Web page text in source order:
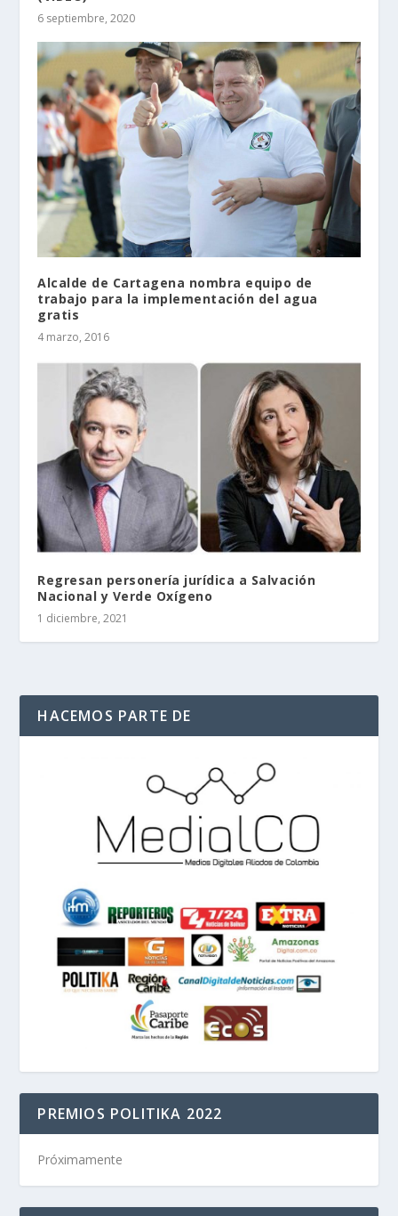
6 septiembre, 2020
Alcalde de Cartagena nombra equipo de
trabajo para la implementación del agua
gratis
4 marzo, 2016
Regresan personería jurídica a Salvación
Nacional y Verde Oxígeno
1 diciembre, 2021
HACEMOS PARTE DE
PREMIOS POLITIKA 2022
Próximamente